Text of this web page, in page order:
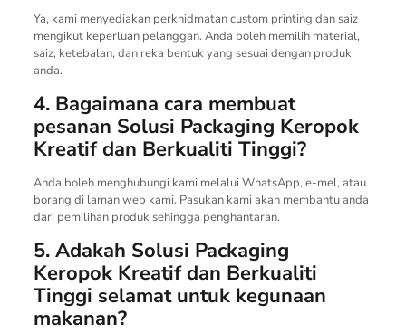
Ya, kami menyediakan perkhidmatan custom printing dan saiz
mengikut keperluan pelanggan. Anda boleh memilih material,
saiz, ketebalan, dan reka bentuk yang sesuai dengan produk
anda.
4. Bagaimana cara membuat
pesanan Solusi Packaging Keropok
Kreatif dan Berkualiti Tinggi?
Anda boleh menghubungi kami melalui WhatsApp, e-mel, atau
borang di laman web kami. Pasukan kami akan membantu anda
dari pemilihan produk sehingga penghantaran.
5. Adakah Solusi Packaging
Keropok Kreatif dan Berkualiti
Tinggi selamat untuk kegunaan
makanan?